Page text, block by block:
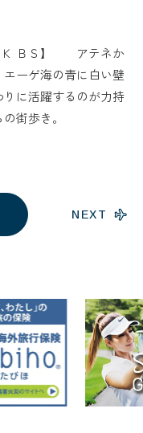
Ｋ ＢＳ】 アテネか
ーゲ海の青に白い壁
に活躍するのが力持
街歩き。
NEXT